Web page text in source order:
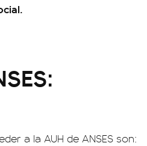
a la AUH de ANSES son: